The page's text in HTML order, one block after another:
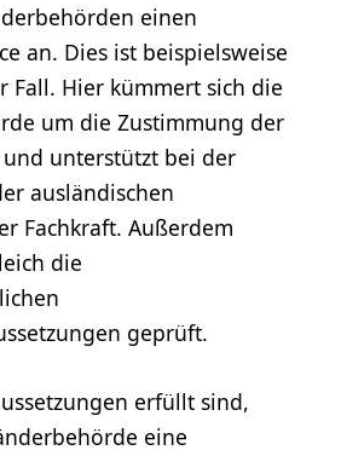
einen
an. Dies ist beispielsweise
Fall. Hier kümmert sich die
um die Zustimmung der
unterstützt bei der
ausländischen
Fachkraft. Außerdem
die
geprüft.
erfüllt sind,
eine